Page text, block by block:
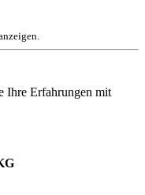
Ihre Erfahrungen mit